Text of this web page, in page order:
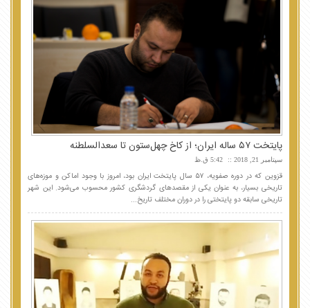
پایتخت ۵۷ ساله ایران؛ از کاخ چهل‌ستون تا سعدالسلطنه
سپتامبر 21, 2018 5:42 ق.ظ
قزوین که در دوره صفویه، ۵۷ سال پایتخت ایران بود، امروز با وجود اماکن و موزه‌های
تاریخی بسیار، به عنوان یکی از مقصدهای گردشگری کشور محسوب می‌شود. این شهر
تاریخی سابقه دو پایتختی را در دوران مختلف تاریخ...